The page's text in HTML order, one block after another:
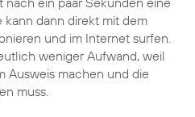
kann dann direkt mit dem
und im Internet surfen.
weniger Aufwand, weil
Ausweis machen und die
muss.